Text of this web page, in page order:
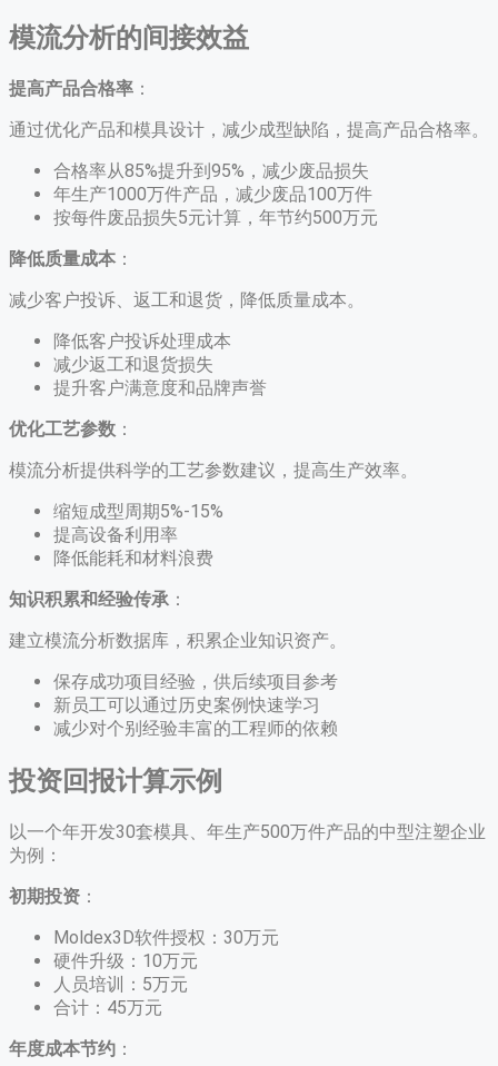
模流分析的间接效益
提高产品合格率 ：
通过优化产品和模具设计，减少成型缺陷，提高产品合格率。
合格率从85%提升到95%，减少废品损失
年生产1000万件产品，减少废品100万件
按每件废品损失5元计算，年节约500万元
降低质量成本 ：
减少客户投诉、返工和退货，降低质量成本。
降低客户投诉处理成本
减少返工和退货损失
提升客户满意度和品牌声誉
优化工艺参数 ：
模流分析提供科学的工艺参数建议，提高生产效率。
缩短成型周期5%-15%
提高设备利用率
降低能耗和材料浪费
知识积累和经验传承 ：
建立模流分析数据库，积累企业知识资产。
保存成功项目经验，供后续项目参考
新员工可以通过历史案例快速学习
减少对个别经验丰富的工程师的依赖
投资回报计算示例
以一个年开发30套模具、年生产500万件产品的中型注塑企业
为例：
初期投资 ：
Moldex3D软件授权：30万元
硬件升级：10万元
人员培训：5万元
合计：45万元
年度成本节约 ：